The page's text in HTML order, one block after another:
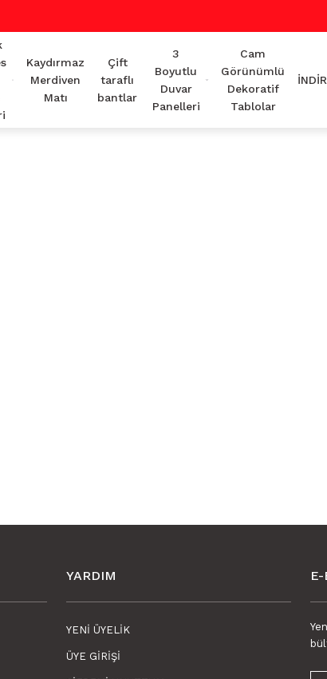
Kaydırmaz
Merdiven
Matı
Çift
taraflı
bantlar
3
Boyutlu
Duvar
Panelleri
Cam
Görünümlü
Dekoratif
Tablolar
YARDIM
YENI ÜYELIK
ÜYE GIRIŞI
E-